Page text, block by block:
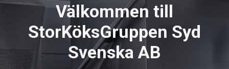
Välkommen till
StorKöksGruppen Syd
Svenska AB